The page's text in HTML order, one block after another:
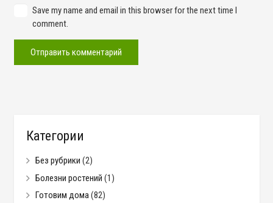
Save my name and email in this browser for the next time I
comment.
Отправить комментарий
Категории
Без рубрики (2)
Болезни ростений (1)
Готовим дома(82)